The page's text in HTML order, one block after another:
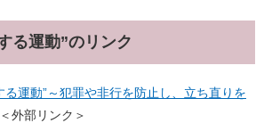
る運動”のリンク
る運動”～犯罪や非行を防止し、立ち直りを
＜外部リンク＞